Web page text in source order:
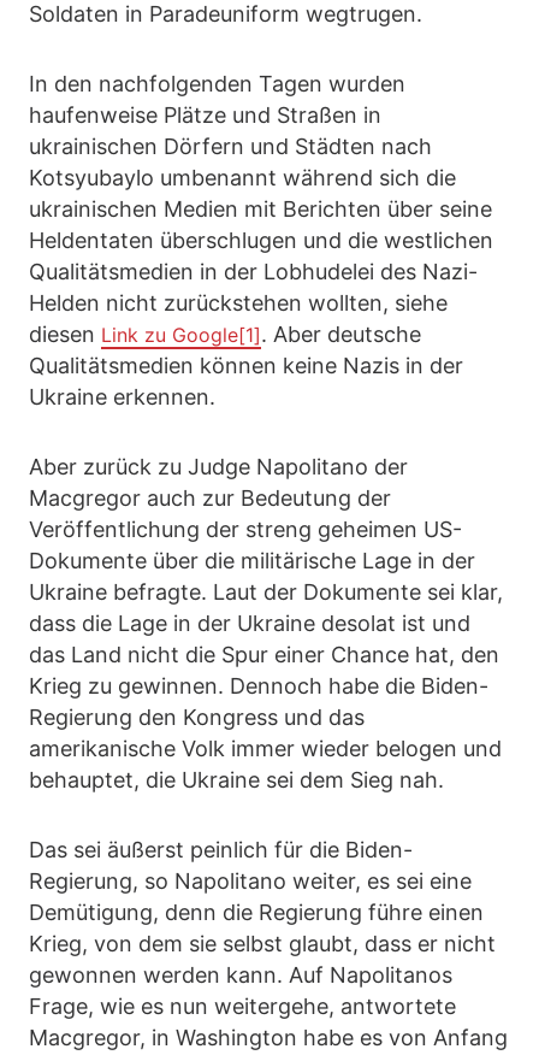
Soldaten in Paradeuniform wegtrugen.
In den nachfolgenden Tagen wurden
haufenweise Plätze und Straßen in
ukrainischen Dörfern und Städten nach
Kotsyubaylo umbenannt während sich die
ukrainischen Medien mit Berichten über seine
Heldentaten überschlugen und die westlichen
Qualitätsmedien in der Lobhudelei des Nazi-
Helden nicht zurückstehen wollten, siehe
diesen Link zu Google[1]. Aber deutsche
Qualitätsmedien können keine Nazis in der
Ukraine erkennen.
Aber zurück zu Judge Napolitano der
Macgregor auch zur Bedeutung der
Veröffentlichung der streng geheimen US-
Dokumente über die militärische Lage in der
Ukraine befragte. Laut der Dokumente sei klar,
dass die Lage in der Ukraine desolat ist und
das Land nicht die Spur einer Chance hat, den
Krieg zu gewinnen. Dennoch habe die Biden-
Regierung den Kongress und das
amerikanische Volk immer wieder belogen und
behauptet, die Ukraine sei dem Sieg nah.
Das sei äußerst peinlich für die Biden-
Regierung, so Napolitano weiter, es sei eine
Demütigung, denn die Regierung führe einen
Krieg, von dem sie selbst glaubt, dass er nicht
gewonnen werden kann. Auf Napolitanos
Frage, wie es nun weitergehe, antwortete
Macgregor, in Washington habe es von Anfang